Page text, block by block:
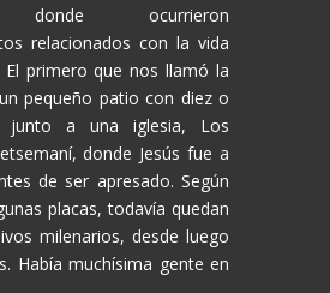
donde ocurrieron
relacionados con la vida
El primero que nos llamó la
pequeño patio con diez o
junto a una iglesia, Los
donde Jesús fue a
de ser apresado. Según
placas, todavía quedan
milenarios, desde luego
Había muchísima gente en